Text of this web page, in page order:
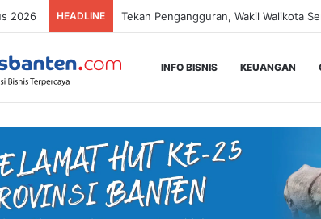
2026 HEADLINE
INFO BISNIS KEUANGAN